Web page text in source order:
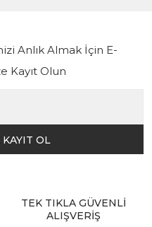
Anlık Almak İçin E-
Kayıt Olun
OL
TEK TIKLA GÜVENLİ
ALIŞVERİŞ